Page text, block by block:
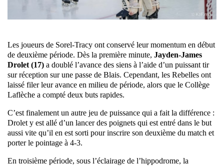
Les joueurs de Sorel-Tracy ont conservé leur momentum en début
de deuxième période. Dès la première minute, Jayden-James
Drolet (17) a doublé l’avance des siens à l’aide d’un puissant tir
sur réception sur une passe de Blais. Cependant, les Rebelles ont
laissé filer leur avance en milieu de période, alors que le Collège
Laflèche a compté deux buts rapides.
C’est finalement un autre jeu de puissance qui a fait la différence :
Drolet y est allé d’un lancer des poignets qui est entré dans le but
aussi vite qu’il en est sorti pour inscrire son deuxième du match et
porter le pointage à 4-3.
En troisième période, sous l’éclairage de l’hippodrome, la